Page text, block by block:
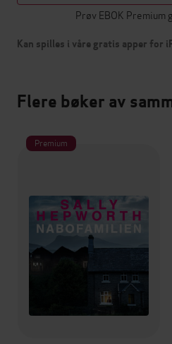
Prøv EBOK Premium
Kan spilles i våre gratis apper for
Flere bøker av
Premium